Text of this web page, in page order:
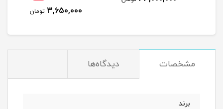
3,650,000 تومان
مشخصات دیدگاه‌ها
برند